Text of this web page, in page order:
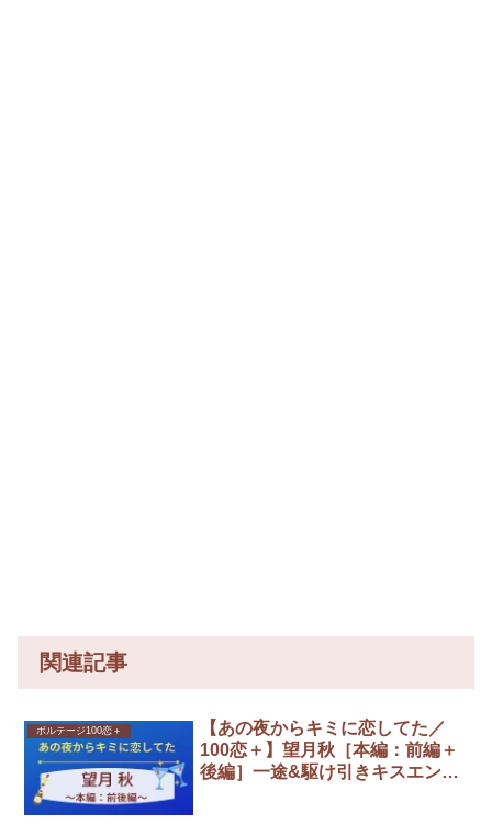
関連記事
ボルテージ100恋＋
【あの夜からキミに恋してた／
100恋＋】望月秋［本編：前編＋
後編］一途&駆け引きキスエンド